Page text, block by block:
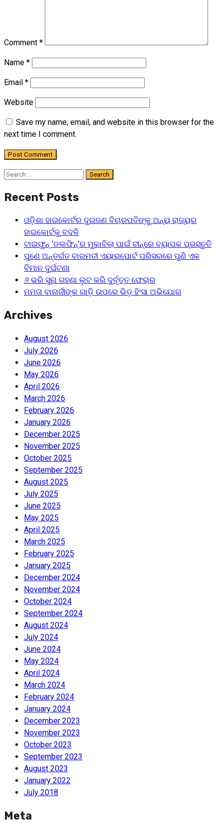
Comment *
Name *
Email *
Website
Save my name, email, and website in this browser for the
next time I comment.
Search
Recent Posts
ଓଡ଼ିଶା ହାଇକୋର୍ଟର ଦୁଇଜଣ ବିଚାରପତିଙ୍କୁ ଅନ୍ୟ ରାଜ୍ୟର
ହାଇକୋର୍ଟକୁ ବଦଳି
ଟାଇଫୁନ୍ ‘ଡଲଫିନ୍’ର ମୁକାବିଲା ପାଇଁ ଚୀନ୍‌ରେ ବ୍ୟାପକ ପ୍ରସ୍ତୁତି
ପୁଣେ ଅନ୍ତର୍ଗତ ବାରମତୀ ଏୟାରପୋର୍ଟ ପରିସରରେ ପୁଣି ଏକ
ବିମାନ ଦୁର୍ଘଟଣା
୬ ଭରି ସୁନା ଗହଣା ଲୁଟ କରି ଦୁର୍ବୃତ୍ତ ଫେରାର
ମମତା ବାନାର୍ଜୀଙ୍କ ଗାଡ଼ି ଉପରେ ଭିଡ଼ ହିଂସା ଅଭିଯୋଗ
Archives
August 2026
July 2026
June 2026
May 2026
April 2026
March 2026
February 2026
January 2026
December 2025
November 2025
October 2025
September 2025
August 2025
July 2025
June 2025
May 2025
April 2025
March 2025
February 2025
January 2025
December 2024
November 2024
October 2024
September 2024
August 2024
July 2024
June 2024
May 2024
April 2024
March 2024
February 2024
January 2024
December 2023
November 2023
October 2023
September 2023
August 2023
January 2022
July 2018
Meta